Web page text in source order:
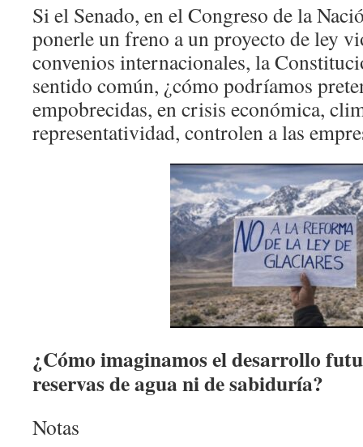
Si el Senado, en el Congreso de la
ponerle un freno a un proyecto de ley
convenios internacionales, la
sentido común, ¿cómo podríamos
empobrecidas, en crisis económica,
representatividad, controlen a las
¿Cómo imaginamos el desarrollo
reservas de agua ni de sabiduría?
Notas